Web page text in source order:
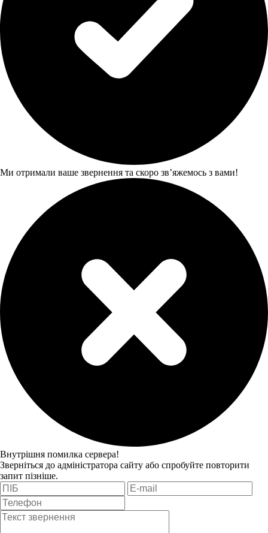
Ми отримали ваше звернення та скоро звʼяжемось з вами!
Внутрішня помилка сервера!
Зверніться до адміністратора сайту або спробуйте повторити
запит пізніше.